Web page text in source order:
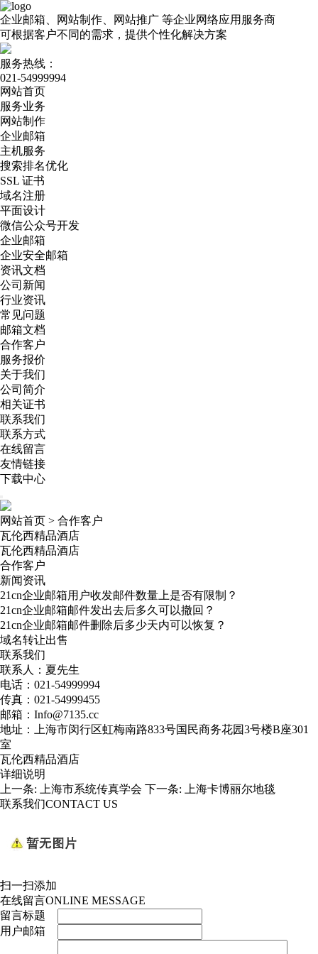
企业邮箱、网站制作、网站推广 等企业网络应用服务商
可根据客户不同的需求，提供个性化解决方案
服务热线：
021-54999994
网站首页
服务业务
网站制作
企业邮箱
主机服务
搜索排名优化
SSL 证书
域名注册
平面设计
微信公众号开发
企业邮箱
企业安全邮箱
资讯文档
公司新闻
行业资讯
常见问题
邮箱文档
合作客户
服务报价
关于我们
公司简介
相关证书
联系我们
联系方式
在线留言
友情链接
下载中心
网站首页 > 合作客户
瓦伦西精品酒店
瓦伦西精品酒店
合作客户
新闻资讯
21cn企业邮箱用户收发邮件数量上是否有限制？
21cn企业邮箱邮件发出去后多久可以撤回？
21cn企业邮箱邮件删除后多少天内可以恢复？
域名转让出售
联系我们
联系人：夏先生
电话：021-54999994
传真：021-54999455
邮箱：Info@7135.cc
地址：上海市闵行区虹梅南路833号国民商务花园3号楼B座301
室
瓦伦西精品酒店
详细说明
上一条:
上海市系统传真学会 下一条:
上海卡博丽尔地毯
联系我们CONTACT US
扫一扫添加
在线留言ONLINE MESSAGE
留言标题
用户邮箱